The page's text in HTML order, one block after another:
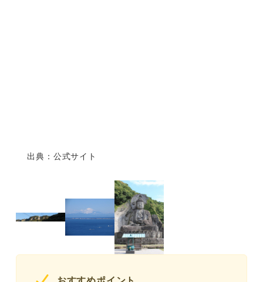
出典：公式サイト